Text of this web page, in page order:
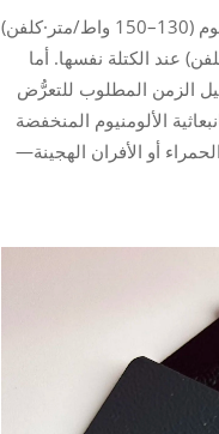
تؤثر التوصيلية الحرارية للركيزة تأثيرًا قويًّا على حركية التصلُّب. وتتيح التوصيلية العالية للألومنيوم (130–150 واط/متر·كلفن)
التصلُّب بنسبة 15–20% مقارنةً بالفولاذ (45 واط/متر·كلفن) عند الكتلة نفسها. أما
الزمن المطلوب للتعرُّض
الألومنيوم المنخفضة
في أفران الأشعة تحت الحمراء أو الأفران الهجينة—